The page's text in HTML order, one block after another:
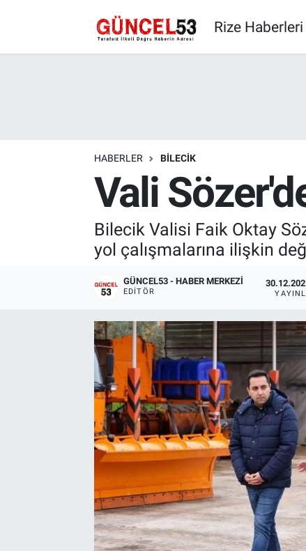
Rize Haberleri
HABERLER BILECIK
Vali
Bilecik Valisi Faik Oktay
yol çalışmalarına ilişkin
GÜNCEL53 - HABER MERKEZI
EDITÖR